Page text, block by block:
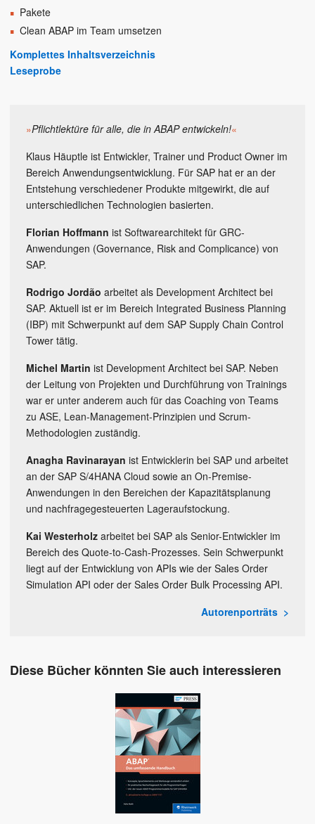
Pakete
Clean ABAP im Team umsetzen
Komplettes Inhaltsverzeichnis
Leseprobe
»Pflichtlektüre für alle, die in ABAP entwickeln!«
Klaus Häuptle ist Entwickler, Trainer und Product Owner im
Bereich Anwendungsentwicklung. Für SAP hat er an der
Entstehung verschiedener Produkte mitgewirkt, die auf
unterschiedlichen Technologien basierten.
Florian Hoffmann ist Softwarearchitekt für GRC-
Anwendungen (Governance, Risk and Complicance) von
SAP.
Rodrigo Jordão arbeitet als Development Architect bei
SAP. Aktuell ist er im Bereich Integrated Business Planning
(IBP) mit Schwerpunkt auf dem SAP Supply Chain Control
Tower tätig.
Michel Martin ist Development Architect bei SAP. Neben
der Leitung von Projekten und Durchführung von Trainings
war er unter anderem auch für das Coaching von Teams
zu ASE, Lean-Management-Prinzipien und Scrum-
Methodologien zuständig.
Anagha Ravinarayan ist Entwicklerin bei SAP und arbeitet
an der SAP S/4HANA Cloud sowie an On-Premise-
Anwendungen in den Bereichen der Kapazitätsplanung
und nachfragegesteuerten Lageraufstockung.
Kai Westerholz arbeitet bei SAP als Senior-Entwickler im
Bereich des Quote-to-Cash-Prozesses. Sein Schwerpunkt
liegt auf der Entwicklung von APIs wie der Sales Order
Simulation API oder der Sales Order Bulk Processing API.
Autorenporträts
Diese Bücher könnten Sie auch interessieren